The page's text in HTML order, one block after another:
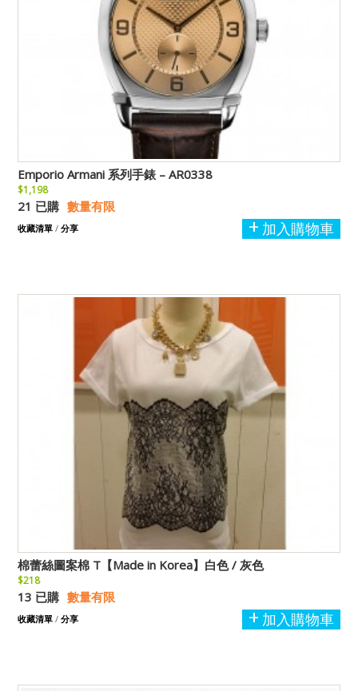
Emporio Armani 系列手錶 – AR0338
$1,198
21 已購 數量有限
加入購物車
收藏清單 / 分享
棉蕾絲圖案棉 T【Made in Korea】白色 / 灰色
$218
13 已購 數量有限
加入購物車
收藏清單 / 分享